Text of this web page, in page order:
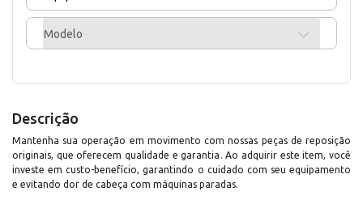
Modelo
Descrição
Mantenha sua operação em movimento com nossas peças de reposição
originais, que oferecem qualidade e garantia. Ao adquirir este item, você
investe em custo-benefício, garantindo o cuidado com seu equipamento
e evitando dor de cabeça com máquinas paradas.